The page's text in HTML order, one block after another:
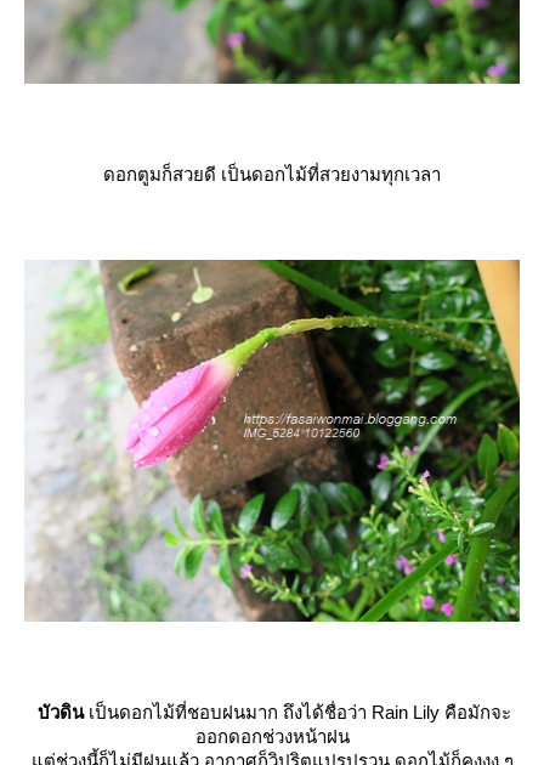
ดอกตูมก็สวยดี เป็นดอกไม้ที่สวยงามทุกเวลา
บัวดินเป็นดอกไม้ที่ชอบฝนมาก ถึงได้ชื่อว่า Rain Lily คือมักจะ
ออกดอกช่วงหน้าฝน
ต่ช่วงนี้ก็ไม่มีฝนแล้ว อากาศก็วิปริตแปรปรวน ดอกไม้ก็คงงง ๆ